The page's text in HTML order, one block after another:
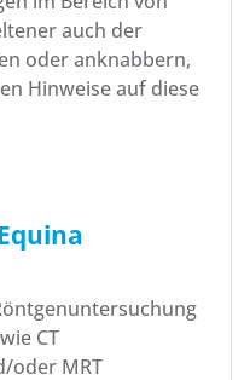
auch der
oder anknabbern,
Hinweise auf diese
CT
oder MRT